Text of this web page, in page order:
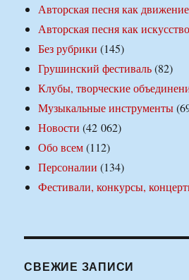
Авторская песня как движение
Авторская песня как искусство
Без рубрики (145)
Грушинский фестиваль(82)
Клубы, творческие
Музыкальные инструменты
Новости (42 062)
Обо всем(112)
Персоналии (134)
Фестивали, конкурсы,
СВЕЖИЕ ЗАПИСИ